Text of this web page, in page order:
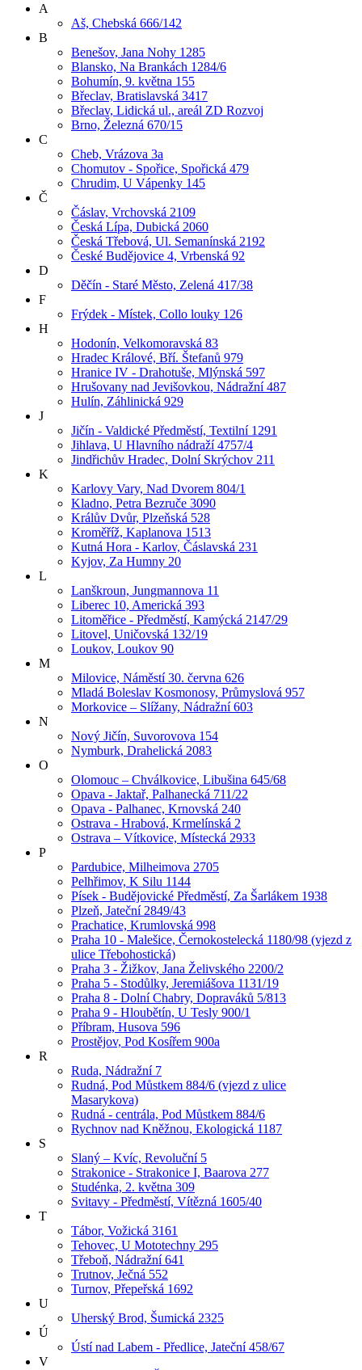
A
Aš, Chebská 666/142
B
Benešov, Jana Nohy 1285
Blansko, Na Brankách 1284/6
Bohumín, 9. května 155
Břeclav, Bratislavská 3417
Břeclav, Lidická ul., areál ZD Rozvoj
Brno, Železná 670/15
C
Cheb, Vrázova 3a
Chomutov - Spořice, Spořická 479
Chrudim, U Vápenky 145
Č
Čáslav, Vrchovská 2109
Česká Lípa, Dubická 2060
Česká Třebová, Ul. Semanínská 2192
České Budějovice 4, Vrbenská 92
D
Děčín - Staré Město, Zelená 417/38
F
Frýdek - Místek, Collo louky 126
H
Hodonín, Velkomoravská 83
Hradec Králové, Bří. Štefanů 979
Hranice IV - Drahotuše, Mlýnská 597
Hrušovany nad Jevišovkou, Nádražní 487
Hulín, Záhlinická 929
J
Jičín - Valdické Předměstí, Textilní 1291
Jihlava, U Hlavního nádraží 4757/4
Jindřichův Hradec, Dolní Skrýchov 211
K
Karlovy Vary, Nad Dvorem 804/1
Kladno, Petra Bezruče 3090
Králův Dvůr, Plzeňská 528
Kroměříž, Kaplanova 1513
Kutná Hora - Karlov, Čáslavská 231
Kyjov, Za Humny 20
L
Lanškroun, Jungmannova 11
Liberec 10, Americká 393
Litoměřice - Předměstí, Kamýcká 2147/29
Litovel, Uničovská 132/19
Loukov, Loukov 90
M
Milovice, Náměstí 30. června 626
Mladá Boleslav Kosmonosy, Průmyslová 957
Morkovice – Slížany, Nádražní 603
N
Nový Jičín, Suvorovova 154
Nymburk, Drahelická 2083
O
Olomouc – Chválkovice, Libušina 645/68
Opava - Jaktař, Palhanecká 711/22
Opava - Palhanec, Krnovská 240
Ostrava - Hrabová, Krmelínská 2
Ostrava – Vítkovice, Místecká 2933
P
Pardubice, Milheimova 2705
Pelhřimov, K Silu 1144
Písek - Budějovické Předměstí, Za Šarlákem 1938
Plzeň, Jateční 2849/43
Prachatice, Krumlovská 998
Praha 10 - Malešice, Černokostelecká 1180/98 (vjezd z
ulice Třebohostická)
Praha 3 - Žižkov, Jana Želivského 2200/2
Praha 5 - Stodůlky, Jeremiášova 1131/19
Praha 8 - Dolní Chabry, Dopraváků 5/813
Praha 9 - Hloubětín, U Tesly 900/1
Příbram, Husova 596
Prostějov, Pod Kosířem 900a
R
Ruda, Nádražní 7
Rudná, Pod Můstkem 884/6 (vjezd z ulice
Masarykova)
Rudná - centrála, Pod Můstkem 884/6
Rychnov nad Kněžnou, Ekologická 1187
S
Slaný – Kvíc, Revoluční 5
Strakonice - Strakonice I, Baarova 277
Studénka, 2. května 309
Svitavy - Předměstí, Vítězná 1605/40
T
Tábor, Vožická 3161
Tehovec, U Mototechny 295
Třeboň, Nádražní 641
Trutnov, Ječná 552
Turnov, Přepeřská 1692
U
Uherský Brod, Šumická 2325
Ú
Ústí nad Labem - Předlice, Jateční 458/67
V